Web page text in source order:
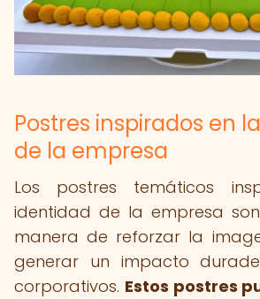
Postres inspirados en
de la empresa
Los postres temáticos
identidad de la empresa
manera de reforzar la
generar un impacto
corporativos. Estos postres